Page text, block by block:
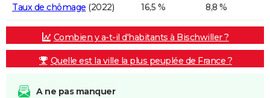
Taux de chômage (2022) 16,5 % 8,8 %
Combien y a-t-il d'habitants à Bischwiller ?
Quelle est la ville la plus peuplée de France ?
A ne pas manquer